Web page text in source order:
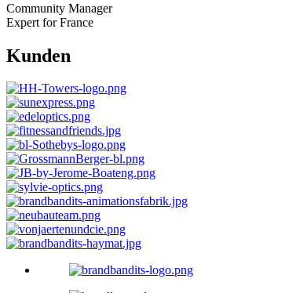
Community Manager
Expert for France
Kunden